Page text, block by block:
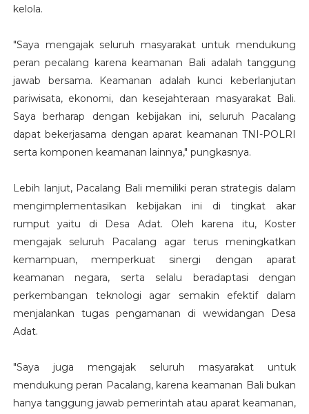
kelola.
"Saya mengajak seluruh masyarakat untuk mendukung
peran pecalang karena keamanan Bali adalah tanggung
jawab bersama. Keamanan adalah kunci keberlanjutan
pariwisata, ekonomi, dan kesejahteraan masyarakat Bali.
Saya berharap dengan kebijakan ini, seluruh Pacalang
dapat bekerjasama dengan aparat keamanan TNI-POLRI
serta komponen keamanan lainnya," pungkasnya.
Lebih lanjut, Pacalang Bali memiliki peran strategis dalam
mengimplementasikan kebijakan ini di tingkat akar
rumput yaitu di Desa Adat. Oleh karena itu, Koster
mengajak seluruh Pacalang agar terus meningkatkan
kemampuan, memperkuat sinergi dengan aparat
keamanan negara, serta selalu beradaptasi dengan
perkembangan teknologi agar semakin efektif dalam
menjalankan tugas pengamanan di wewidangan Desa
Adat.
"Saya juga mengajak seluruh masyarakat untuk
mendukung peran Pacalang, karena keamanan Bali bukan
hanya tanggung jawab pemerintah atau aparat keamanan,